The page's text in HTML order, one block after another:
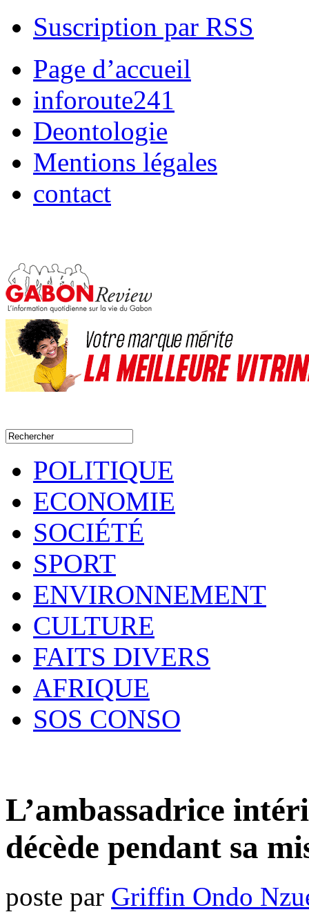
Suscription par RSS
Page d’accueil
inforoute241
Deontologie
Mentions légales
contact
POLITIQUE
ECONOMIE
SOCIÉTÉ
SPORT
ENVIRONNEMENT
CULTURE
FAITS DIVERS
AFRIQUE
SOS CONSO
L’ambassadrice
décède pendant sa
poste par Griffin Ondo